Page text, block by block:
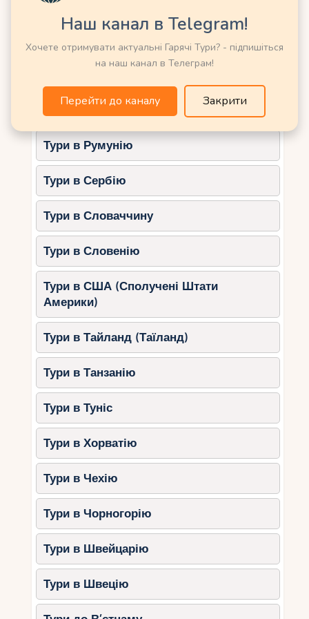
заздалегідь у високий сезон, оскільки
пляж користується популярністю.
Hudayriyat Beach – це новий пляж із сучасними
зручностями та безліччю розваг для всієї
родини.
Особливості:
Спеціальні зони для дітей з
мілководдям та ігровими
майданчиками.
Можливості для активного
відпочинку, такі як велодоріжки та
майданчики для пікніка.
Захоплюючі краєвиди на місто.
Інфраструктура:
Рятувальні посади для безпеки
Кафе, що пропонують закуски та
Просторі паркувальні зони.
Порада:Привозіть велосипеди, щоб
покататися набережною.
6. Al Raha Beach
Цей пляж відрізняється атмосферою і підходить
для тих, хто шукає спокійний відпочинок з
дітьми.
Особливості:
Спокійне море та чистий пісок.
Малолюдність навіть у високий
Тури в Німеччину
Тури в ОАЕ (Емірати)
Тури в Румунію
Тури в Сербію
Тури в Словаччину
Тури в Словенію
Тури в США (Сполучені Штати
Америки)
Тури в Тайланд (Таїланд)
Тури в Танзанію
Тури в Туніс
Тури в Хорватію
Тури в Чехію
Тури в Чорногорію
Тури в Швейцарію
Тури в Швецію
Наш канал в Telegram!
Хочете отримувати актуальні Гарячі Тури? - підпишіться
на наш канал в Телеграм!
Перейти до каналу Закрити